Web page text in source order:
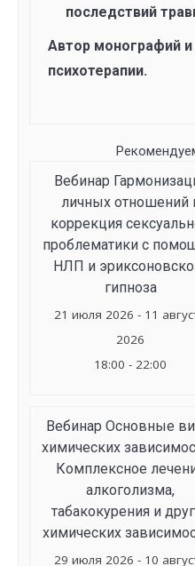
последствий
Автор монографий и
психотерапии.
Вебинар
личных отношений
коррекция
проблематики с
НЛП и
гипноза
21 июля 2026 - 11
2026
18:00 - 22:00
Вебинар Основные
химических
Комплексное
алкоголизма,
табакокурения и
химических
29 июля 2026 - 10